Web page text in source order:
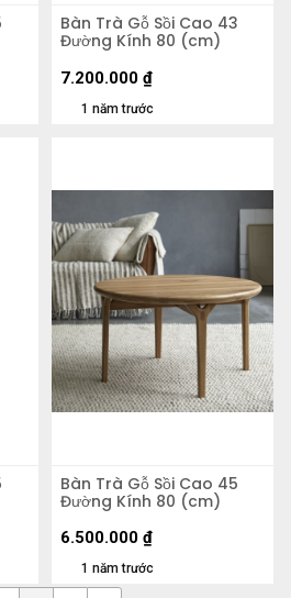
Bàn Trà Gỗ Sồi Cao 43
Đường Kính 80 (cm)
1 năm trước
7.200.000 ₫
Bàn Trà Gỗ Sồi Cao 45
Đường Kính 80 (cm)
1 năm trước
6.500.000 ₫